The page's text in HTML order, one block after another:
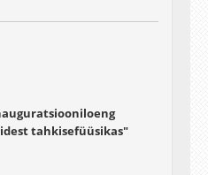
tahkisefüüsikas"